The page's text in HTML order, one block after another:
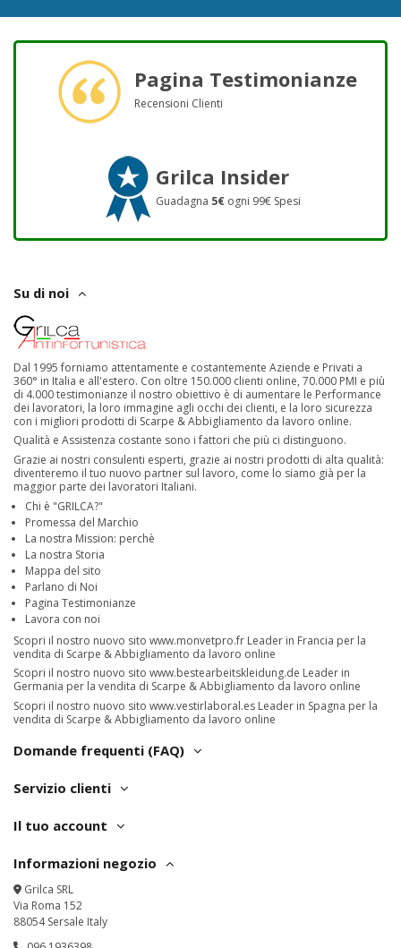
Pagina Testimonianze
Recensioni Clienti
Grilca Insider
Guadagna 5€ ogni 99€ Spesi
Su di noi
Dal 1995 forniamo attentamente e costantemente Aziende e Privati a
360° in Italia e all'estero. Con oltre 150.000 clienti online, 70.000 PMI e più
di 4.000 testimonianze il nostro obiettivo è di aumentare le Performance
dei lavoratori, la loro immagine agli occhi dei clienti, e la loro sicurezza
con i migliori prodotti di Scarpe & Abbigliamento da lavoro online.
Qualità e Assistenza costante sono i fattori che più ci distinguono.
Grazie ai nostri consulenti esperti, grazie ai nostri prodotti di alta qualità:
diventeremo il tuo nuovo partner sul lavoro, come lo siamo già per la
maggior parte dei lavoratori Italiani.
Chi è "GRILCA?"
Promessa del Marchio
La nostra Mission: perchè
La nostra Storia
Mappa del sito
Parlano di Noi
Pagina Testimonianze
Lavora con noi
Scopri il nostro nuovo sito www.monvetpro.fr Leader in Francia per la
vendita di Scarpe & Abbigliamento da lavoro online
Scopri il nostro nuovo sito www.bestearbeitskleidung.de Leader in
Germania per la vendita di Scarpe & Abbigliamento da lavoro online
Scopri il nostro nuovo sito www.vestirlaboral.es Leader in Spagna per la
vendita di Scarpe & Abbigliamento da lavoro online
Domande frequenti (FAQ)
Servizio clienti
Il tuo account
Informazioni negozio
Grilca SRL
Via Roma 152
88054 Sersale Italy